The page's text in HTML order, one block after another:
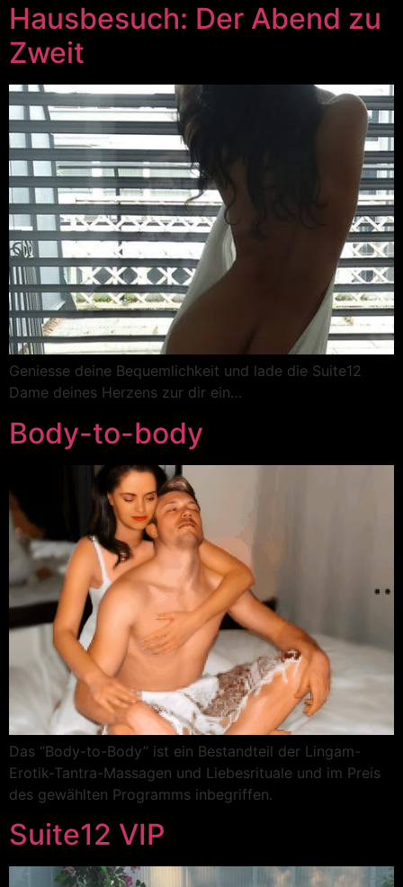
Hausbesuch: Der Abend zu
Zweit
Geniesse deine Bequemlichkeit und lade die Suite12
Dame deines Herzens zur dir ein…
Body-to-body
Das “Body-to-Body” ist ein Bestandteil der Lingam-
Erotik-Tantra-Massagen und Liebesrituale und im Preis
des gewählten Programms inbegriffen.
Suite12 VIP